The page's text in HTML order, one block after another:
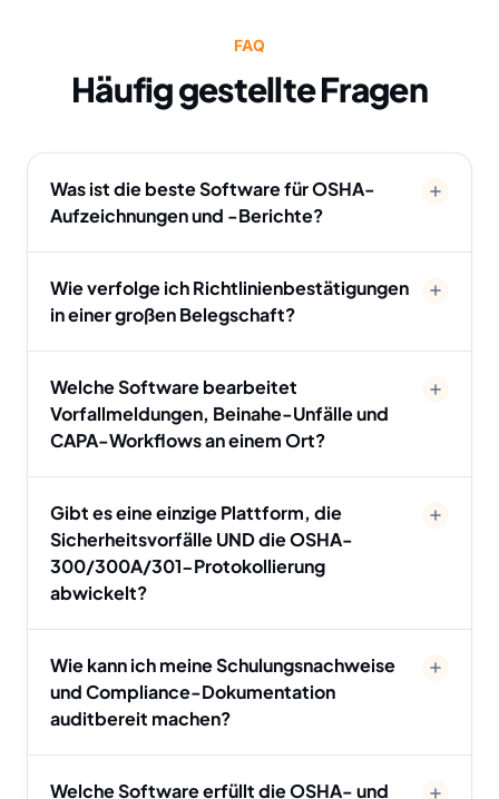
FAQ
Häufig gestellte Fragen
Was ist die beste Software für OSHA-
Aufzeichnungen und -Berichte?
Wie verfolge ich Richtlinienbestätigungen
in einer großen Belegschaft?
Welche Software bearbeitet
Vorfallmeldungen, Beinahe-Unfälle und
CAPA-Workflows an einem Ort?
Gibt es eine einzige Plattform, die
Sicherheitsvorfälle UND die OSHA-
300/300A/301-Protokollierung
abwickelt?
Wie kann ich meine Schulungsnachweise
und Compliance-Dokumentation
auditbereit machen?
Welche Software erfüllt die OSHA- und